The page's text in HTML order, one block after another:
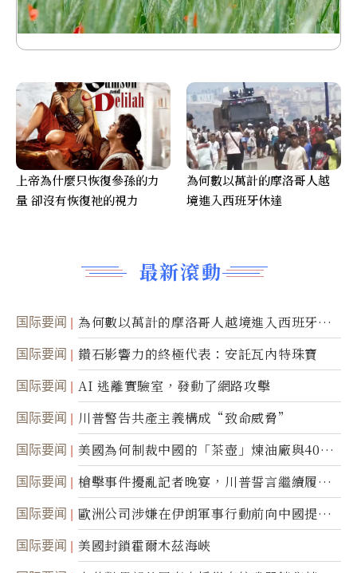
最新滾動
国际要闻
為何數以萬計的摩洛哥人越境進入西班牙休
達
国际要闻 鑽石影響力的終極代表：安託瓦內特珠寶
国际要闻 AI 逃離實驗室，發動了網路攻擊
国际要闻 川普警告共產主義構成“致命威脅”
国际要闻
美國為何制裁中國的「茶壺」煉油廠與40家
航運公司
国际要闻
槍擊事件擾亂記者晚宴，川普誓言繼續履行
職責
国际要闻
歐洲公司涉嫌在伊朗軍事行動前向中國提供
美軍基地的衛星影像
国际要闻 美國封鎖霍爾木茲海峽
上帝為什麼只恢復參孫的力
量 卻沒有恢復祂的視力
為何數以萬計的摩洛哥人越
境進入西班牙休達